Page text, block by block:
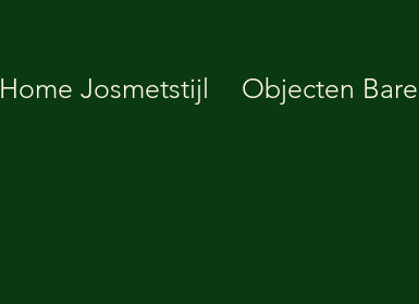
Home Josmetstijl Objecten